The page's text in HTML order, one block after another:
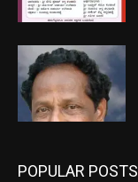
POPULAR POSTS